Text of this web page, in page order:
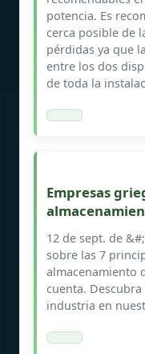
potencia. Es
cerca posible de
pérdidas ya que
entre los dos
de toda la
Empresas
12 de sept. de
sobre las 7
almacenamiento
cuenta.
industria en